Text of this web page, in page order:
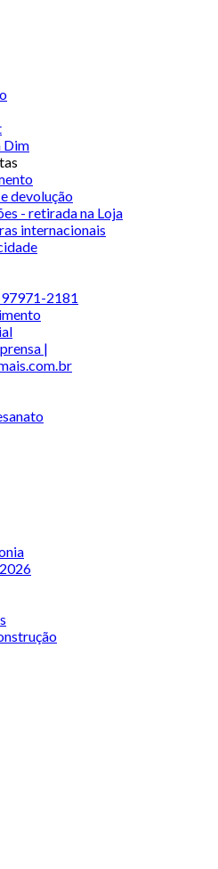
Dim
devolução
- retirada na Loja
internacionais
2181
|